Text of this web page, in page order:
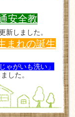
安全教
新しました。
まれの誕生
ゃがいも洗い」
した。